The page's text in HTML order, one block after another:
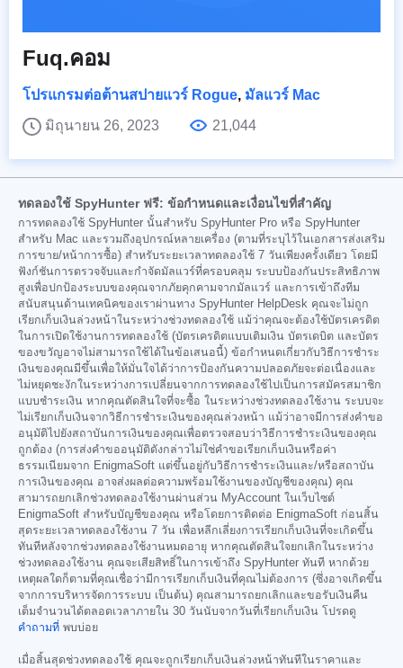
Fuq.คอม
โปรแกรมต่อต้านสปายแวร์ Rogue, มัลแวร์ Mac
มิถุนายน 26, 2023
21,044
ทดลองใช้ SpyHunter ฟรี: ข้อกำหนดและเงื่อนไขที่สำคัญ
การทดลองใช้ SpyHunter นั้นสำหรับ SpyHunter Pro หรือ SpyHunter
สำหรับ Mac และรวมถึงอุปกรณ์หลายเครื่อง (ตามที่ระบุไว้ในเอกสารส่งเสริม
การขาย/หน้าการซื้อ) สำหรับระยะเวลาทดลองใช้ 7 วันเพียงครั้งเดียว โดยมี
ฟังก์ชันการตรวจจับและกำจัดมัลแวร์ที่ครอบคลุม ระบบป้องกันประสิทธิภาพ
สูงเพื่อปกป้องระบบของคุณจากภัยคุกคามจากมัลแวร์ และการเข้าถึงทีม
สนับสนุนด้านเทคนิคของเราผ่านทาง SpyHunter HelpDesk คุณจะไม่ถูก
เรียกเก็บเงินล่วงหน้าในระหว่างช่วงทดลองใช้ แม้ว่าคุณจะต้องใช้บัตรเครดิต
ในการเปิดใช้งานการทดลองใช้ (บัตรเครดิตแบบเติมเงิน บัตรเดบิต และบัตร
ของขวัญอาจไม่สามารถใช้ได้ในข้อเสนอนี้) ข้อกำหนดเกี่ยวกับวิธีการชำระ
เงินของคุณมีขึ้นเพื่อให้มั่นใจได้ว่าการป้องกันความปลอดภัยจะต่อเนื่องและ
ไม่หยุดชะงักในระหว่างการเปลี่ยนจากการทดลองใช้ไปเป็นการสมัครสมาชิก
แบบชำระเงิน หากคุณตัดสินใจที่จะซื้อ ในระหว่างช่วงทดลองใช้งาน ระบบจะ
ไม่เรียกเก็บเงินจากวิธีการชำระเงินของคุณล่วงหน้า แม้ว่าอาจมีการส่งคำขอ
อนุมัติไปยังสถาบันการเงินของคุณเพื่อตรวจสอบว่าวิธีการชำระเงินของคุณ
ถูกต้อง (การส่งคำขออนุมัติดังกล่าวไม่ใช่คำขอเรียกเก็บเงินหรือค่า
ธรรมเนียมจาก EnigmaSoft แต่ขึ้นอยู่กับวิธีการชำระเงินและ/หรือสถาบัน
การเงินของคุณ อาจส่งผลต่อความพร้อมใช้งานของบัญชีของคุณ) คุณ
สามารถยกเลิกช่วงทดลองใช้งานผ่านส่วน MyAccount ในเว็บไซต์
EnigmaSoft สำหรับบัญชีของคุณ หรือโดยการติดต่อ EnigmaSoft ก่อนสิ้น
สุดระยะเวลาทดลองใช้งาน 7 วัน เพื่อหลีกเลี่ยงการเรียกเก็บเงินที่จะเกิดขึ้น
ทันทีหลังจากช่วงทดลองใช้งานหมดอายุ หากคุณตัดสินใจยกเลิกในระหว่าง
ช่วงทดลองใช้งาน คุณจะเสียสิทธิ์ในการเข้าถึง SpyHunter ทันที หากด้วย
เหตุผลใดก็ตามที่คุณเชื่อว่ามีการเรียกเก็บเงินที่คุณไม่ต้องการ (ซึ่งอาจเกิดขึ้น
จากการบริหารจัดการระบบ เป็นต้น) คุณสามารถยกเลิกและขอรับเงินคืน
เต็มจำนวนได้ตลอดเวลาภายใน 30 วันนับจากวันที่เรียกเก็บเงิน โปรดดู
คำถามที่ พบบ่อย
เมื่อสิ้นสุดช่วงทดลองใช้ คุณจะถูกเรียกเก็บเงินล่วงหน้าทันทีในราคาและ